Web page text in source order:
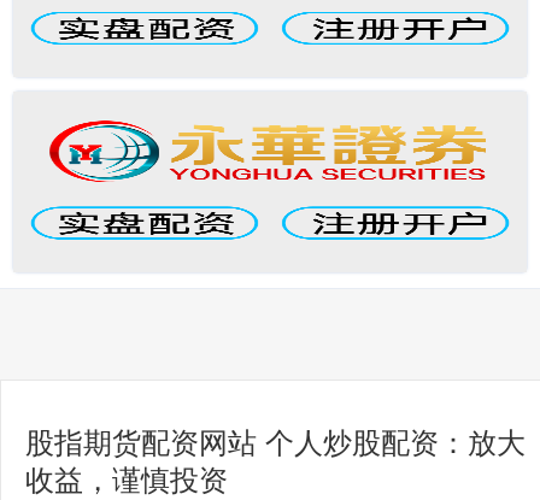
股指期货配资网站 个人炒股配资：放大
收益，谨慎投资